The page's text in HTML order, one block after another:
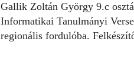
Gallik Zoltán György 9.c
Informatikai Tanulmányi
regionális fordulóba.